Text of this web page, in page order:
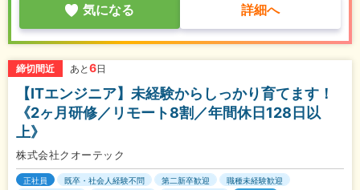
気になる 詳細へ
締切間近 あと 6日
【ITエンジニア】未経験からしっかり育てます！
《2ヶ月研修／リモート8割／年間休日128日以
上》
株式会社クオーテック
正社員 既卒・社会人経験不問 第二新卒歓迎
職種未経験歓迎